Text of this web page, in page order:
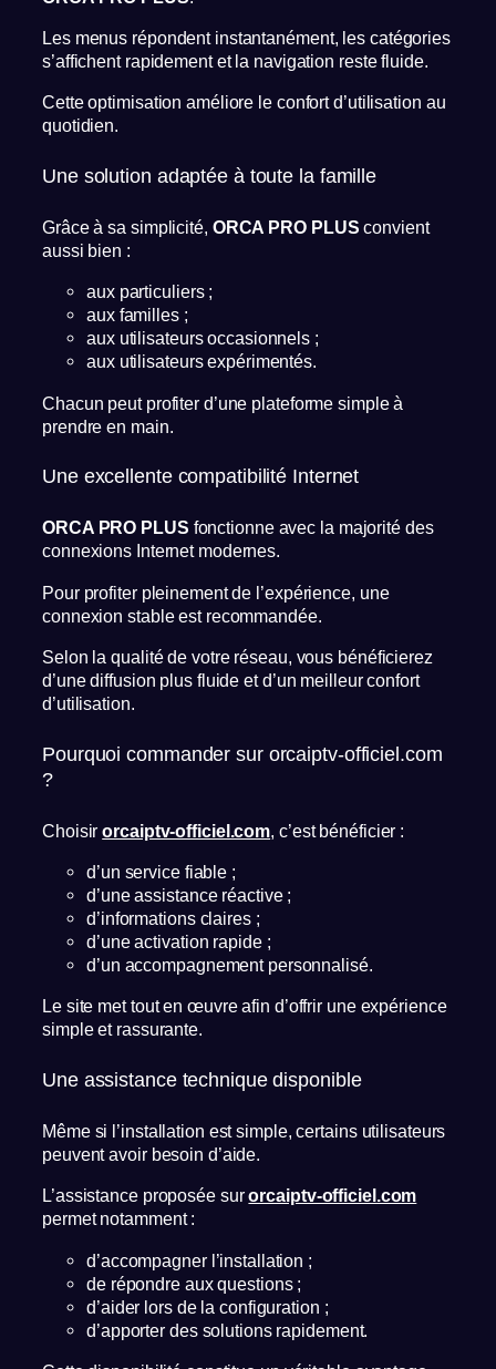
Les menus répondent instantanément, les catégories
s’affichent rapidement et la navigation reste fluide.
Cette optimisation améliore le confort d’utilisation au
quotidien.
Une solution adaptée à toute la famille
Grâce à sa simplicité, ORCA PRO PLUS convient
aussi bien :
aux particuliers ;
aux familles ;
aux utilisateurs occasionnels ;
aux utilisateurs expérimentés.
Chacun peut profiter d’une plateforme simple à
prendre en main.
Une excellente compatibilité Internet
ORCA PRO PLUS fonctionne avec la majorité des
connexions Internet modernes.
Pour profiter pleinement de l’expérience, une
connexion stable est recommandée.
Selon la qualité de votre réseau, vous bénéficierez
d’une diffusion plus fluide et d’un meilleur confort
d’utilisation.
Pourquoi commander sur orcaiptv-officiel.com
?
Choisirorcaiptv-officiel.com, c’est bénéficier :
d’un service fiable ;
d’une assistance réactive ;
d’informations claires ;
d’une activation rapide ;
d’un accompagnement personnalisé.
Le site met tout en œuvre afin d’offrir une expérience
simple et rassurante.
Une assistance technique disponible
Même si l’installation est simple, certains utilisateurs
peuvent avoir besoin d’aide.
L’assistance proposée surorcaiptv-officiel.com
permet notamment :
d’accompagner l’installation ;
de répondre aux questions ;
d’aider lors de la configuration ;
d’apporter des solutions rapidement.